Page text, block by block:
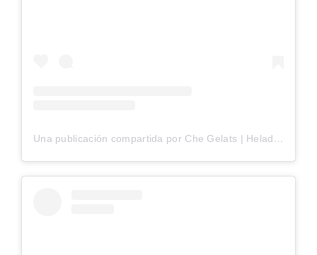
Una publicación compartida por Che Gelats | Heladeria Argentina en Mallorca (@chegelats)